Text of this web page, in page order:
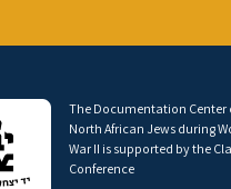
The Documentation Center
North African Jews during
War II is supported by the
Conference